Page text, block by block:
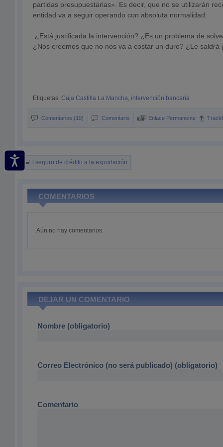
partidas presupuestarias». Es decir, que no se utilizarán
entidad va a seguir operando con absoluta normalidad.
¿Está justificada la intervención? ¿Es un problema de
¿Nos creemos que no nos va a costar un duro? ¿Le saldrá
Etiquetas: Caja Castilla La Mancha, intervención bancaria
Comentarios (10) Comentario Enlace Permanente
El seguro de crédito a la exportación
COMENTARIOS
Aún no hay comentarios.
DEJAR UN COMENTARIO
Nombre (obligatorio)
Correo Electrónico (no será publicado) (obligatorio)
Comentario